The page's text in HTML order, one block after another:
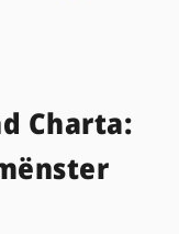
Charta: